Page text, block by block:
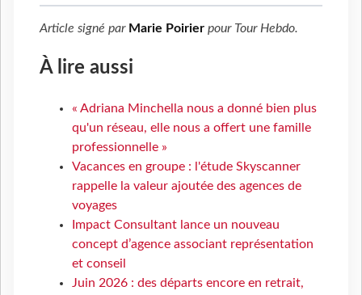
Article signé par Marie Poirier pour Tour Hebdo.
À lire aussi
« Adriana Minchella nous a donné bien plus
qu'un réseau, elle nous a offert une famille
professionnelle »
Vacances en groupe : l'étude Skyscanner
rappelle la valeur ajoutée des agences de
voyages
Impact Consultant lance un nouveau
concept d’agence associant représentation
et conseil
Juin 2026 : des départs encore en retrait,